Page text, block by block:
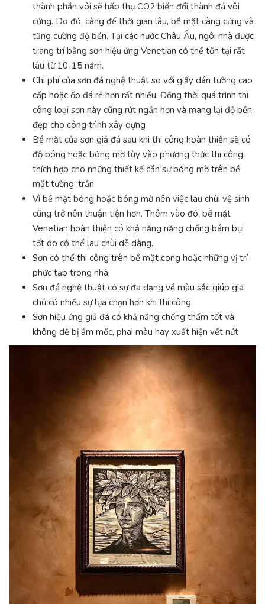
thành phần vôi sẽ hấp thụ CO2 biến đổi thành đá vôi
cứng. Do đó, càng để thời gian lâu, bề mặt càng cứng và
tăng cường độ bền. Tại các nước Châu Âu, ngôi nhà được
trang trí bằng sơn hiệu ứng Venetian có thể tồn tại rất
lâu từ 10-15 năm.
Chi phí của sơn đá nghệ thuật so với giấy dán tường cao
cấp hoặc ốp đá rẻ hơn rất nhiều. Đồng thời quá trình thi
công loại sơn này cũng rút ngắn hơn và mang lại độ bền
đẹp cho công trình xây dựng
Bề mặt của sơn giả đá sau khi thi công hoàn thiện sẽ có
độ bóng hoặc bóng mờ tùy vào phương thức thi công,
thích hợp cho những thiết kế cần sự bóng mờ trên bề
mặt tường, trần
Vì bề mặt bóng hoặc bóng mờ nên việc lau chùi vệ sinh
cũng trở nên thuận tiện hơn. Thêm vào đó, bề mặt
Venetian hoàn thiện có khả năng năng chống bám bụi
tốt do có thể lau chùi dễ dàng.
Sơn có thể thi công trên bề mặt cong hoặc những vị trí
phức tạp trong nhà
Sơn đá nghệ thuật có sự đa dạng về màu sắc giúp gia
chủ có nhiều sự lựa chọn hơn khi thi công
Sơn hiệu ứng giả đá có khả năng chống thấm tốt và
không dễ bị ẩm mốc, phai màu hay xuất hiện vết nứt